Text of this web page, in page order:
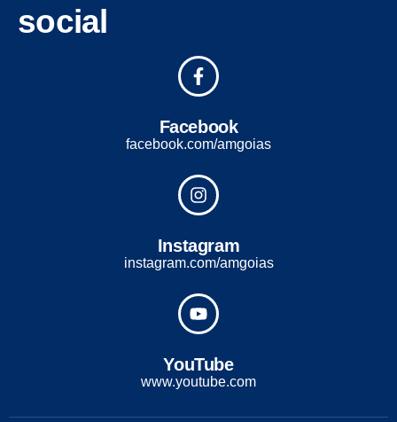
social
Facebook
facebook.com/amgoias
Instagram
instagram.com/amgoias
YouTube
www.youtube.com